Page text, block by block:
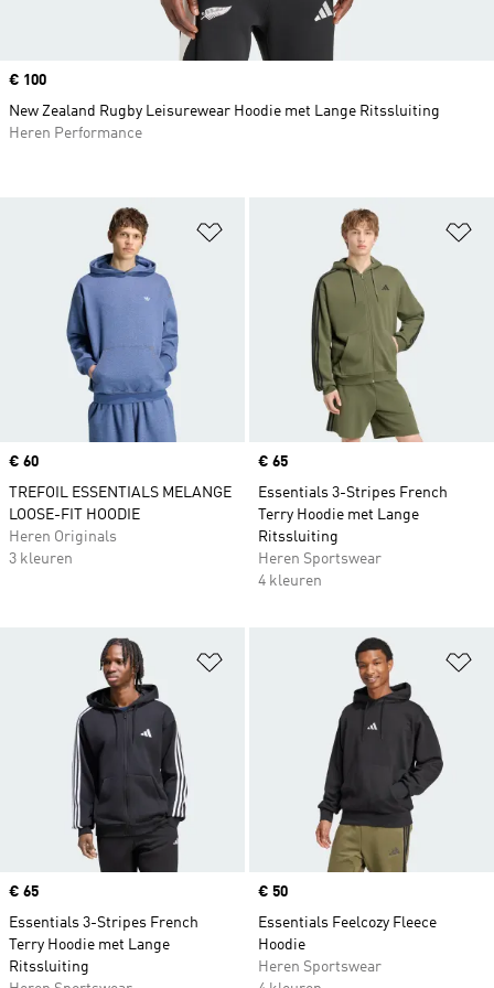
Op verlanglijst zetten
Price
€ 60
TREFOIL ESSENTIALS MELANGE
LOOSE-FIT HOODIE
Heren Originals
3 kleuren
Price
€ 65
Essentials 3-Stripes French
Terry Hoodie met Lange
Ritssluiting
Heren Sportswear
4 kleuren
Op verlanglijst zetten
Price
€ 65
Essentials 3-Stripes French
Terry Hoodie met Lange
Ritssluiting
Price
€ 50
Essentials Feelcozy Fleece
Hoodie
Heren Sportswear
Price
€ 100
New Zealand Rugby Leisurewear Hoodie met Lange Ritssluiting
Heren Performance